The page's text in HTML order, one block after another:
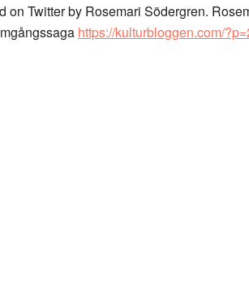
Twitter by Rosemari Södergren.
https://kulturbloggen.com/